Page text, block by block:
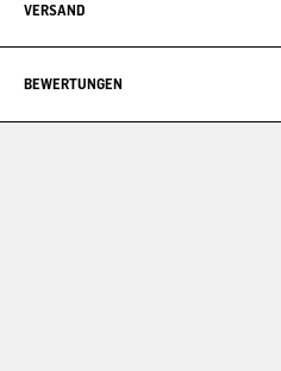
VERSAND
BEWERTUNGEN